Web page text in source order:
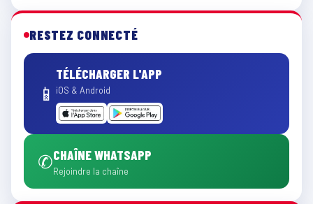
RESTEZ CONNECTÉ
📱
TÉLÉCHARGER L'APP
iOS & Android
✆CHAÎNE WHATSAPP
Rejoindre la chaîne